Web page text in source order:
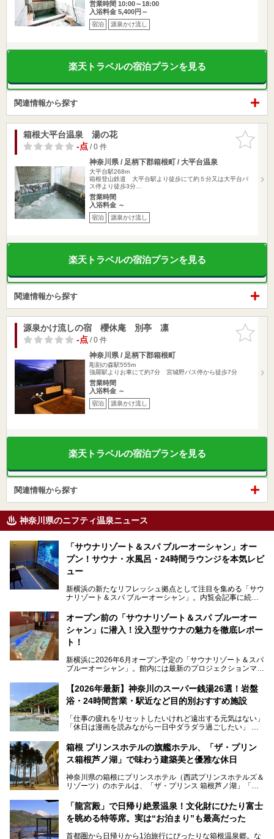
営業時間 10:00～18:00
入浴料金 5,400円～
宿泊 源泉かけ流し
楽天トラベルの宿泊プランを見る
関連情報から探す
お気に入
りに追加
箱根大平台温泉 湯の花
-点/ 0 件
神奈川県 / 足柄下郡箱根町 / 大平台温泉
大平台駅268m
箱根登山鉄道 大平台駅より徒歩にて約５分又は大平台バ
ス停より徒歩3分…
営業時間
入浴料金 ～
宿泊 源泉かけ流し
楽天トラベルの宿泊プランを見る
関連情報から探す
お気に入
りに追加
源泉かけ流しの宿 櫻休庵 別亭 凛
-点/ 0 件
神奈川県 / 足柄下郡箱根町
彫刻の森駅555m
強羅駅よりお車にて約7分 宮城野バス停から徒歩7分
営業時間
入浴料金 ～
宿泊 源泉かけ流し
楽天トラベルの宿泊プランを見る
関連情報から探す
神奈川県のニフティ温泉ニュース
「サウナリゾート＆スパ ブルーオーシャン」オー
プン！サウナ・水風呂・24時間ラウンジを本気レビ
ュー
新横浜の新たなリフレッシュ拠点として注目を集める「サウ
ナリゾート＆スパ ブルーオーシャン」。内覧会記事に続
す。サウナや水風呂の気持ちよさはもちろん、リラックスス
ペースの過ごしやすさまで徹底チェック。新横浜エリアで日
常の疲れをリセットしたい人、ライブやスポーツ観戦遠征組
は必見です。
オープン前の「サウナリゾート＆スパ ブルーオー
シャン」に潜入！没入型サウナの魅力を徹底レポー
ト！
新横浜に2026年6月オープン予定の「サウナリゾート＆スパ
ブルーオーシャン」。館内には最新のプロジェクションマッ
的な“没入感（イマーシブ）”を体験できます。
今回は、そんな大注目の施設に一足先にお邪魔し、その全貌
を見学させていただきました！
サウナ室の中に咲き誇る桜、魚たちが泳ぐ水風呂、そしてバ
リのビーチを思わせる休憩スペース…。驚きの連続だった館
内の様子をレポートします！
【2026年最新】神奈川のスーパー銭湯26選！岩盤
浴・24時間営業・駅近など目的別おすすめ施設
「仕事の疲れをリセットしたいけれど遠出する元気はない」
「休日は漫画を読みながら一日中ダラダラ過ごしたい」
たい」
そんな「癒やされたい」という願いを叶えてくれるのが、神
神奈川県には、サウナや岩盤浴、一日中遊べるエンタメ施設
など、“非日常”を味わえるスーパー銭湯が数多く揃っていま
う」という人も多いはず。
そこで今回は、神奈川県内の人気施設26選を「安さ」「岩
箱根 プリンスホテルの旗艦ホテル、「ザ・プリン
ス箱根芦ノ湖」で味わう建築美と優雅な休日
神奈川県の箱根にプリンスホテル（西武プリンスホテルズ＆
リゾーツ）のホテルは、「ザ・プリンス 箱根芦ノ湖」「芦
「箱根仙石原プリンスホテル」と4軒あり、今回ご紹介する
「ザ・プリンス 箱根芦ノ湖」は、その中でもフラッグシッ
プ（旗艦）に位置づけられる特別なホテルです。
昭和の日本を代表する建築家の一人、村野藤吾が芦ノ湖の畔
「龍宮殿」で日帰り絶景温泉！文化財にひたり富士
を眺める特等席。実は“お泊まり”も最高だった
首都圏から日帰りから1泊旅行にぴったりな箱根温泉郷。な